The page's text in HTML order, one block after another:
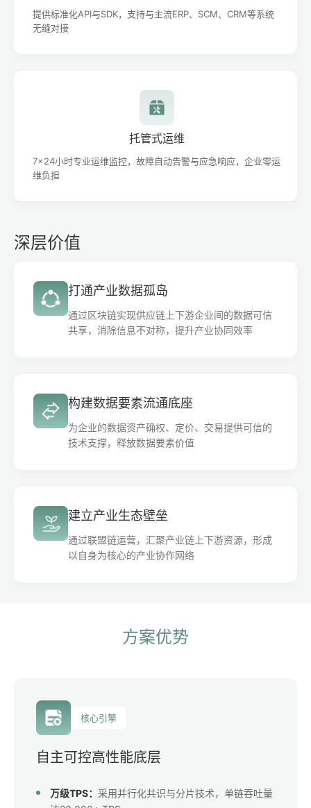
提供标准化API与SDK，支持与主流ERP、SCM、CRM等系统
无缝对接
托管式运维
7×24小时专业运维监控，故障自动告警与应急响应，企业零运
维负担
深层价值
打通产业数据孤岛
通过区块链实现供应链上下游企业间的数据可信
共享，消除信息不对称，提升产业协同效率
构建数据要素流通底座
为企业的数据资产确权、定价、交易提供可信的
技术支撑，释放数据要素价值
建立产业生态壁垒
通过联盟链运营，汇聚产业链上下游资源，形成
以自身为核心的产业协作网络
方案优势
核心引擎
自主可控高性能底层
万级TPS： 采用并行化共识与分片技术，单链吞吐量